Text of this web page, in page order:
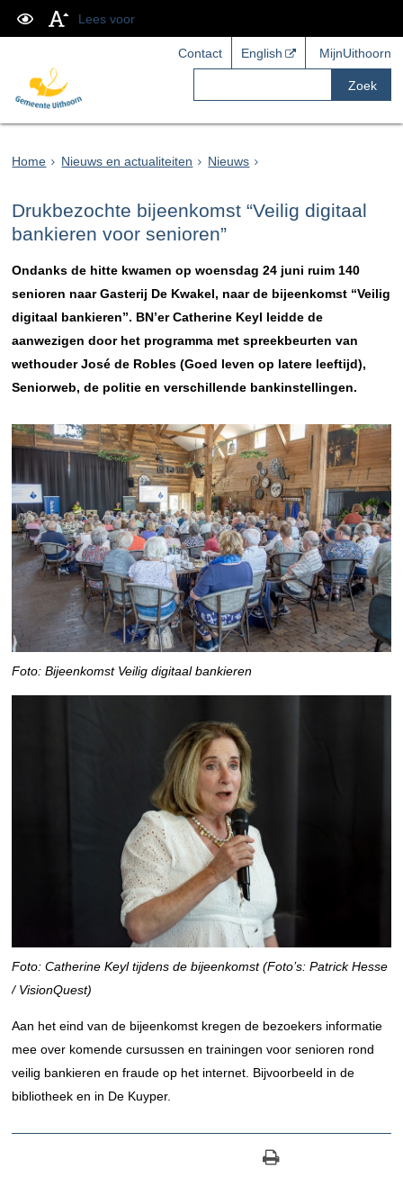
Lees voor
Contact English MijnUithoorn
Zoek
Home Nieuws en actualiteiten Nieuws
Drukbezochte bijeenkomst “Veilig digitaal
bankieren voor senioren”
Ondanks de hitte kwamen op woensdag 24 juni ruim 140
senioren naar Gasterij De Kwakel, naar de bijeenkomst “Veilig
digitaal bankieren”. BN’er Catherine Keyl leidde de
aanwezigen door het programma met spreekbeurten van
wethouder José de Robles (Goed leven op latere leeftijd),
Seniorweb, de politie en verschillende bankinstellingen.
Foto: Bijeenkomst Veilig digitaal bankieren
Foto: Catherine Keyl tijdens de bijeenkomst (Foto’s: Patrick Hesse
/ VisionQuest)
Aan het eind van de bijeenkomst kregen de bezoekers informatie
mee over komende cursussen en trainingen voor senioren rond
veilig bankieren en fraude op het internet. Bijvoorbeeld in de
bibliotheek en in De Kuyper.